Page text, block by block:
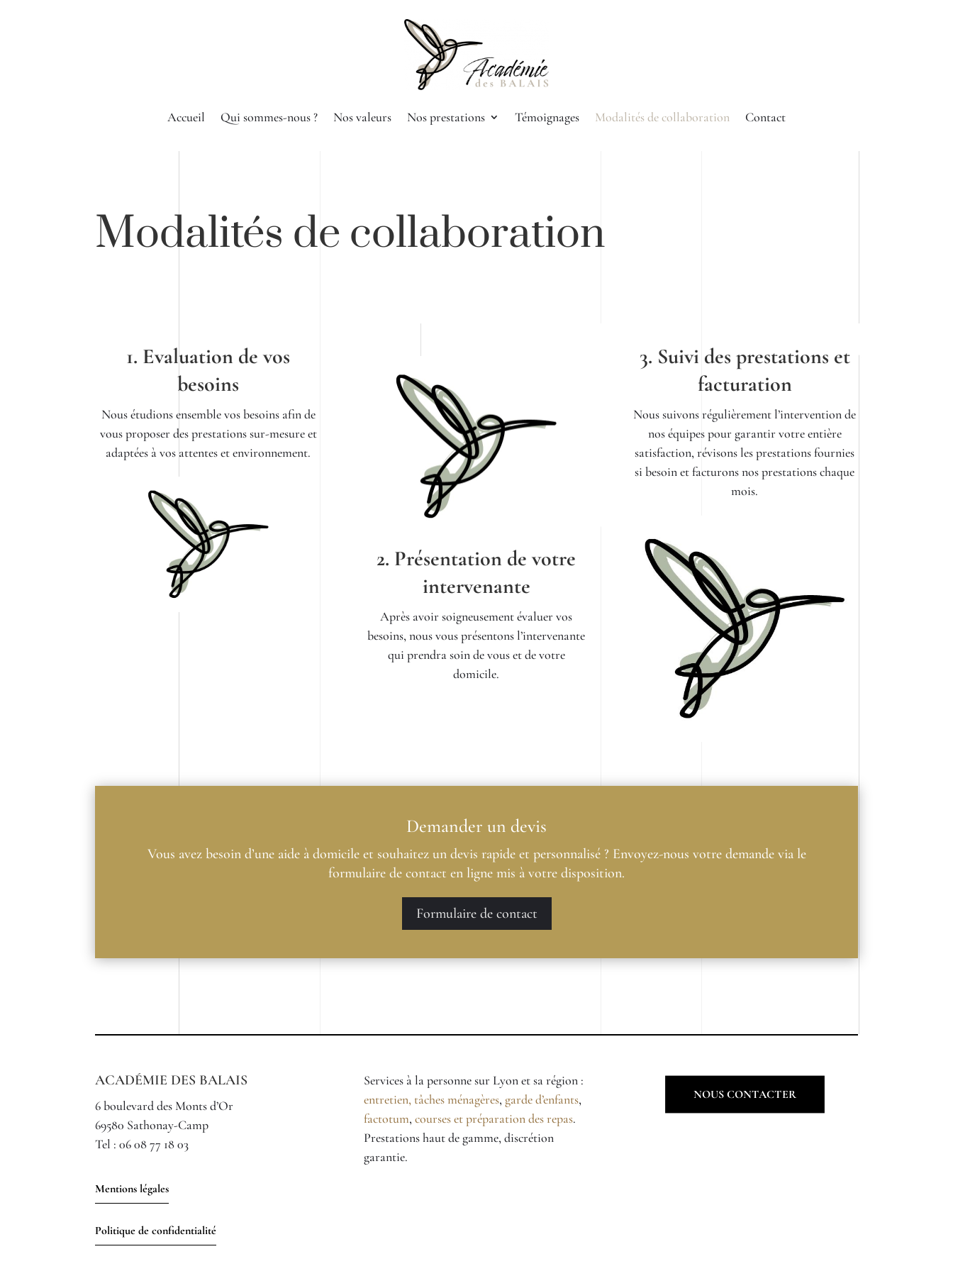
Accueil Qui sommes-nous ? Nos valeurs Nos prestations Témoignages Modalités de collaboration Contact
Modalités de collaboration
1. Evaluation de vos
besoins
Nous étudions ensemble vos besoins afin de
vous proposer des prestations sur-mesure et
adaptées à vos attentes et environnement.
2. Présentation de votre
intervenante
Après avoir soigneusement évaluer vos
besoins, nous vous présentons l’intervenante
qui prendra soin de vous et de votre
domicile.
3. Suivi des prestations et
facturation
Nous suivons régulièrement l’intervention de
nos équipes pour garantir votre entière
satisfaction, révisons les prestations fournies
si besoin et facturons nos prestations chaque
mois.
Demander un devis
Vous avez besoin d’une aide à domicile et souhaitez un devis rapide et personnalisé ? Envoyez-nous votre demande via le
formulaire de contact en ligne mis à votre disposition.
Formulaire de contact
ACADÉMIE DES BALAIS
6 boulevard des Monts d’Or
69580 Sathonay-Camp
Tel :06 08 77 18 03
Mentions légales
Politique de confidentialité
Services à la personne sur Lyon et sa région :
entretien, tâches ménagères, garde d’enfants,
factotum, courses et préparation des repas.
Prestations haut de gamme, discrétion
garantie.
NOUS CONTACTER